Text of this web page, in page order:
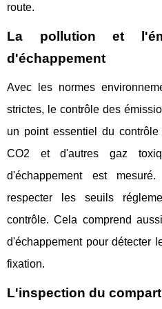
route.
La pollution et
d'échappement
Avec les normes
strictes, le contrôle des
un point essentiel du
CO2 et d'autres gaz
d'échappement est
respecter les seuils
contrôle. Cela comprend
d'échappement pour détecter
fixation.
L'inspection du